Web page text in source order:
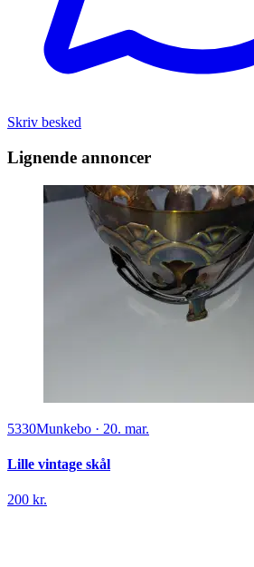
Skriv besked
Lignende annoncer
5330Munkebo · 20. mar.
Lille vintage skål
200 kr.